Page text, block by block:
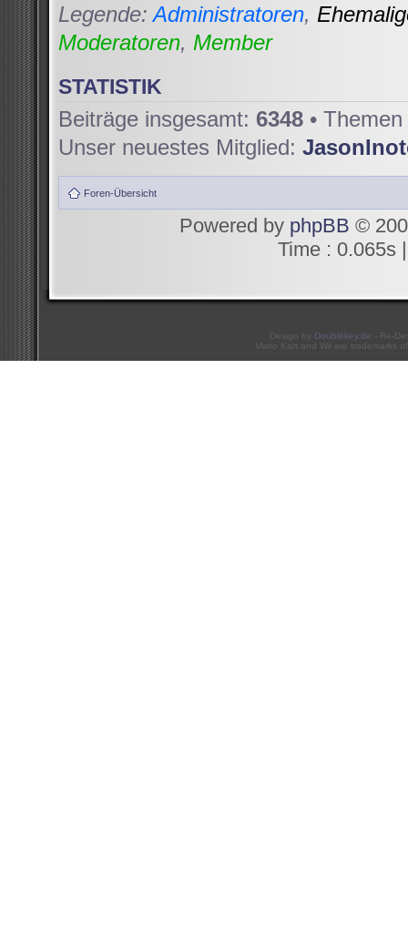
Legende:Administratoren,
Moderatoren, Member
STATISTIK
Beiträge insgesamt: 6348 •
Unser neuestes Mitglied:
Foren-Übersicht
Powered by phpBB ©
Time : 0.065s
Design by Doublekey.de - Re-
Mario Kart and Wii are trademarks